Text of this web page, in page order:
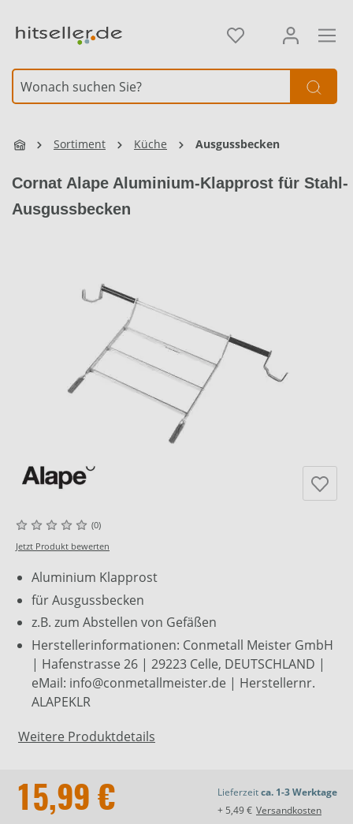
Sortiment Küche Ausgussbecken
Cornat Alape Aluminium-Klapprost für Stahl-
Ausgussbecken
(0)
Jetzt Produkt bewerten
Aluminium Klapprost
für Ausgussbecken
z.B. zum Abstellen von Gefäßen
Herstellerinformationen: Conmetall Meister GmbH
| Hafenstrasse 26 | 29223 Celle, DEUTSCHLAND |
eMail: info@conmetallmeister.de | Herstellernr.
ALAPEKLR
Weitere Produktdetails
15,99 € Lieferzeitca. 1-3 Werktage
+ 5,49 € Versandkosten